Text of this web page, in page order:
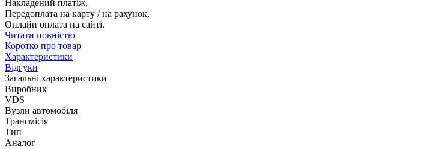
Накладений платіж,
Передоплата на карту / на рахунок,
Онлайн оплата на сайті.
Читати повністю
Коротко про товар
Характеристики
Відгуки
Загальні характеристики
Виробник
VDS
Вузли автомобіля
Трансмісія
Тип
Аналог